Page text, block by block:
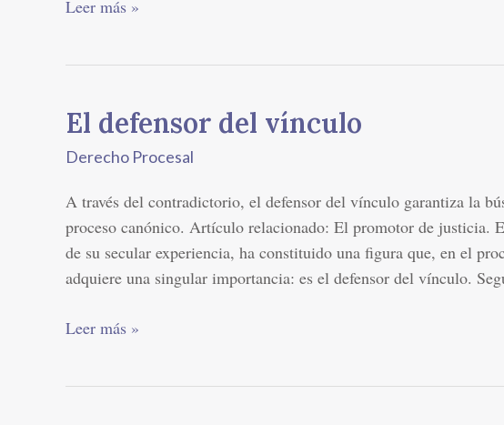
Leer más »
El defensor del vínculo
Derecho Procesal
A través del contradictorio, el defensor del vínculo garantiza la
proceso canónico. Artículo relacionado: El promotor de justicia.
de su secular experiencia, ha constituido una figura que, en el
adquiere una singular importancia: es el defensor del vínculo.
El
del
vínculo
Leer más »